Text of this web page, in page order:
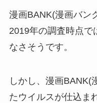
31日以内に解約すれ
漫画BANK(漫画バン
2019年の調査時点で
なさそうです。
しかし、漫画BANK(
たウイルスが仕込ま